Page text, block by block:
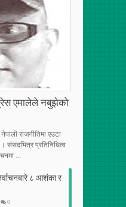
[RECENT][5]
एमालेले नबुझेको
राजनीतिमा एउटा
संसदभित्र प्रतिनिधित्व
...
८ आशंका र
0